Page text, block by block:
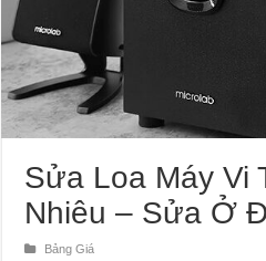
Sửa Loa Máy Vi
Nhiêu – Sửa Ở
Bảng Giá